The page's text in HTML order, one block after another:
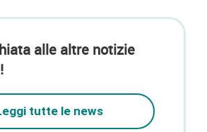
alle altre notizie
tutte le news